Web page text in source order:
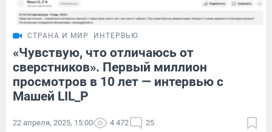
СТРАНА И МИР ИНТЕРВЬЮ
«Чувствую, что отличаюсь от
сверстников». Первый миллион
просмотров в 10 лет — интервью с
Машей LIL_P
22 апреля, 2025, 15:00 4 472 25